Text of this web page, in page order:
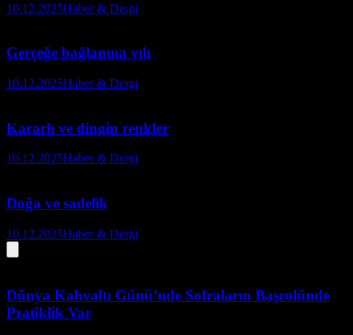
10.12.2025Haber & Dergi
Gerçeğe bağlanma yılı
10.12.2025Haber & Dergi
Kararlı ve dingin renkler
10.12.2025Haber & Dergi
Doğa ve sadelik
10.12.2025Haber & Dergi
Dünya Kahvaltı Günü’nde Sofraların Başrolünde
Pratiklik Var